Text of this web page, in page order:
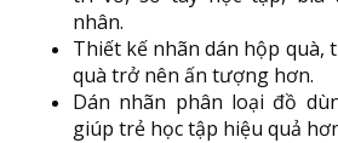
nhân.
Thiết kế nhãn dán hộp quà,
quà trở nên ấn tượng hơn.
Dán nhãn phân loại đồ
giúp trẻ học tập hiệu quả